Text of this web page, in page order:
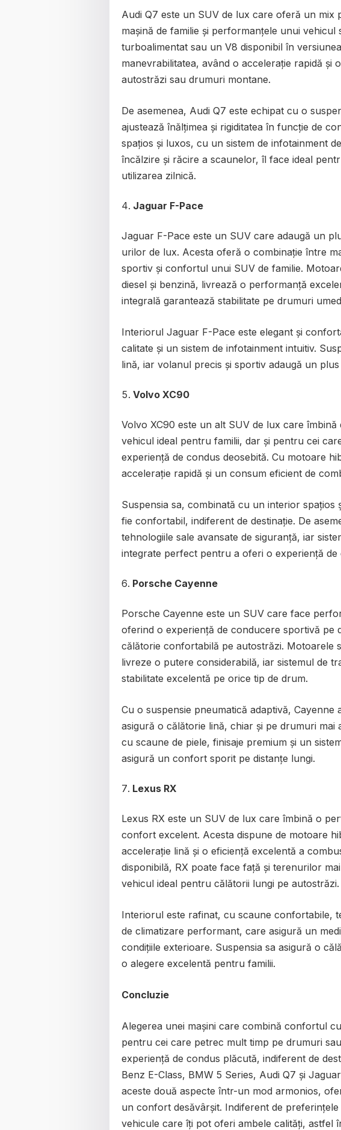
Audi Q7 este un SUV de lux care oferă un
mașină de familie și performanțele unui
turboalimentat sau un V8 disponibil în
manevrabilitatea, având o accelerație rapidă și
autostrăzi sau drumuri montane.
De asemenea, Audi Q7 este echipat cu o
ajustează înălțimea și rigiditatea în funcție de
spațios și luxos, cu un sistem de infotainment
încălzire și răcire a scaunelor, îl face ideal
utilizarea zilnică.
Jaguar F-Pace
Jaguar F-Pace este un SUV care adaugă un
urilor de lux. Acesta oferă o combinație între
sportiv și confortul unui SUV de familie.
diesel și benzină, livrează o performanță
integrală garantează stabilitate pe drumuri
Interiorul Jaguar F-Pace este elegant și
calitate și un sistem de infotainment intuitiv.
lină, iar volanul precis și sportiv adaugă un
Volvo XC90
Volvo XC90 este un alt SUV de lux care
vehicul ideal pentru familii, dar și pentru cei
experiență de condus deosebită. Cu motoare
accelerație rapidă și un consum eficient de
Suspensia sa, combinată cu un interior
fie confortabil, indiferent de destinație. De
tehnologiile sale avansate de siguranță, iar
integrate perfect pentru a oferi o experiență de
Porsche Cayenne
Porsche Cayenne este un SUV care face
oferind o experiență de conducere sportivă pe
călătorie confortabilă pe autostrăzi. Motoarele
livreze o putere considerabilă, iar sistemul de
stabilitate excelentă pe orice tip de drum.
Cu o suspensie pneumatică adaptivă, Cayenne
asigură o călătorie lină, chiar și pe drumuri mai
cu scaune de piele, finisaje premium și un
asigură un confort sporit pe distanțe lungi.
Lexus RX
Lexus RX este un SUV de lux care îmbină o
confort excelent. Acesta dispune de motoare
accelerație lină și o eficiență excelentă a
disponibilă, RX poate face față și terenurilor
vehicul ideal pentru călătorii lungi pe autostrăzi.
Interiorul este rafinat, cu scaune confortabile,
de climatizare performant, care asigură un
condițiile exterioare. Suspensia sa asigură o
o alegere excelentă pentru familii.
Concluzie
Alegerea unei mașini care combină confortul
pentru cei care petrec mult timp pe drumuri
experiență de condus plăcută, indiferent de
Benz E-Class, BMW 5 Series, Audi Q7 și
aceste două aspecte într-un mod armonios,
un confort desăvârșit. Indiferent de preferințele
vehicule care îți pot oferi ambele calități, astfel